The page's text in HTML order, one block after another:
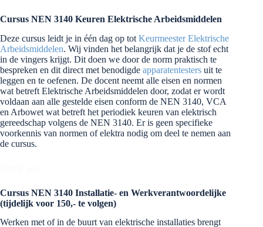
Cursus NEN 3140 Keuren Elektrische Arbeidsmiddelen
Deze cursus leidt je in één dag op tot Keurmeester Elektrische
Arbeidsmiddelen. Wij vinden het belangrijk dat je de stof echt
in de vingers krijgt. Dit doen we door de norm praktisch te
bespreken en dit direct met benodigde apparatentesters uit te
leggen en te oefenen. De docent neemt alle eisen en normen
wat betreft Elektrische Arbeidsmiddelen door, zodat er wordt
voldaan aan alle gestelde eisen conform de NEN 3140, VCA
en Arbowet wat betreft het periodiek keuren van elektrisch
gereedschap volgens de NEN 3140. Er is geen specifieke
voorkennis van normen of elektra nodig om deel te nemen aan
de cursus.
Cursus NEN 3140 Installatie- en Werkverantwoordelijke
(tijdelijk voor 150,- te volgen)
Werken met of in de buurt van elektrische installaties brengt